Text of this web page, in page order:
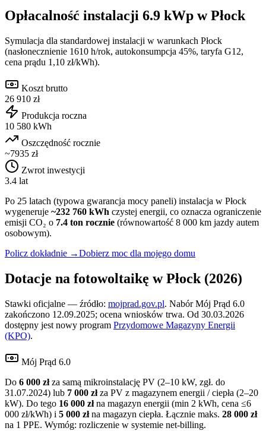
Opłacalność instalacji 6.9 kWp wPłock
Symulacja dla standardowej instalacji w warunkach Płock
(nasłonecznienie 1610 h/rok, autokonsumpcja 45%, taryfa G12,
cena prądu 1,10 zł/kWh).
Koszt brutto
26 910 zł
Produkcja roczna
10 580 kWh
Oszczędność rocznie
~7935 zł
Zwrot inwestycji
3.4 lat
Po 25 latach (typowa gwarancja mocy paneli) instalacja w Płock
wygeneruje ~232 760 kWh czystej energii, co oznacza ograniczenie
emisji CO₂ o 7.4 ton rocznie (równowartość 8 000 km jazdy autem
osobowym).
Policz dokładnie →Dobierz moc dla mojego domu
Dotacje na fotowoltaikę wPłock(2026)
Stawki oficjalne — źródło: mojprad.gov.pl. Nabór Mój Prąd 6.0
zakończono 12.09.2025; ocena wniosków trwa. Od 30.03.2026
dostępny jest nowy program Przydomowe Magazyny Energii
(KPO).
Mój Prąd 6.0
Do 6 000 złza samą mikroinstalację PV (2–10 kW, zgł. do
31.07.2024) lub 7 000 złza PV z magazynem energii / ciepła (2–20
kW). Do tego 16 000 złna magazyn energii (min 2 kWh, cena ≤6
000 zł/kWh) i 5 000 złna magazyn ciepła. Łącznie maks. 28 000 zł
na 1 PPE. Wymóg: rozliczenie w systemie net-billing.